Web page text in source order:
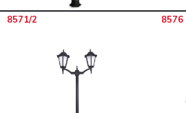
8571/2 8576